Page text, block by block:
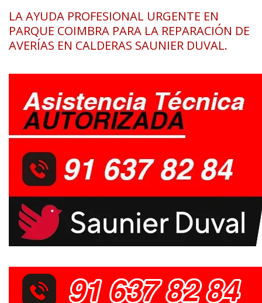
LA AYUDA PROFESIONAL URGENTE EN
PARQUE COIMBRA PARA LA REPARACIÓN DE
AVERÍAS EN CALDERAS SAUNIER DUVAL.